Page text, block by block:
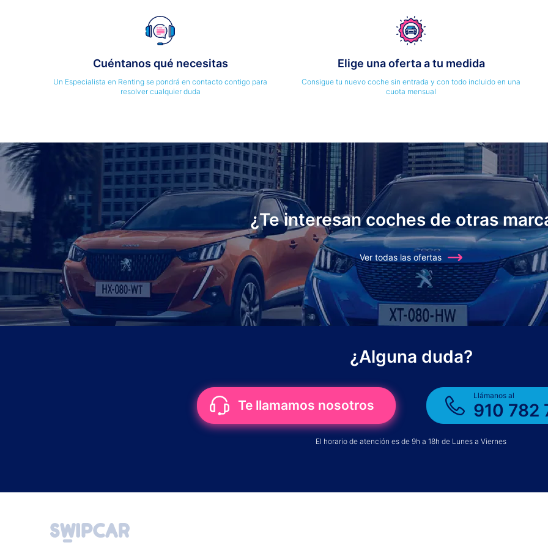
Cuéntanos qué necesitas
Un Especialista en Renting se pondrá en contacto contigo para
resolver cualquier duda
Elige una oferta a tu medida
Consigue tu nuevo coche sin entrada y con todo incluido en una
cuota mensual
¿Te interesan coches de otras
Ver todas las ofertas
¿Alguna duda?
Te llamamos nosotros
Llámanos al
910 782
El horario de atención es de 9h a 18h de Lunes a Viernes